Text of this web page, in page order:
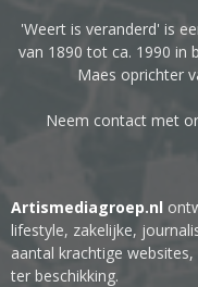
'Weert is veranderd' is
van 1890 tot ca. 1990 in
Maes oprichter
Neem contact met
Artismediagroep.nl
lifestyle, zakelijke,
aantal krachtige
ter beschikking.